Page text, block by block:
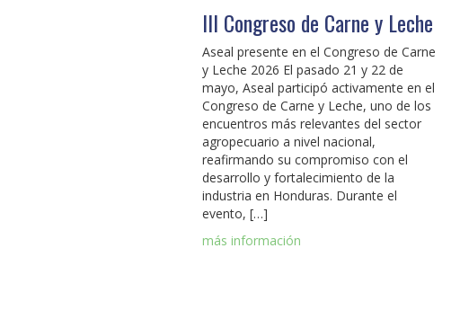
III Congreso de Carne y Leche
Aseal presente en el Congreso de Carne
y Leche 2026 El pasado 21 y 22 de
mayo, Aseal participó activamente en el
Congreso de Carne y Leche, uno de los
encuentros más relevantes del sector
agropecuario a nivel nacional,
reafirmando su compromiso con el
desarrollo y fortalecimiento de la
industria en Honduras. Durante el
evento, […]
más información